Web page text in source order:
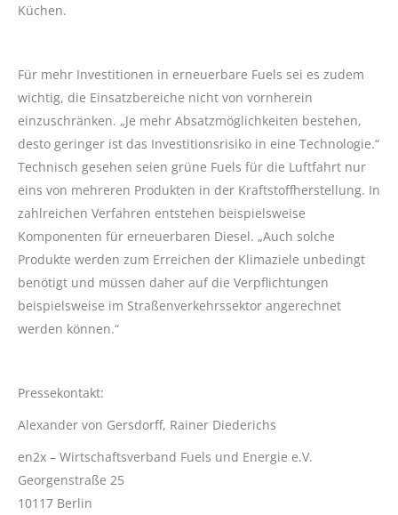
Küchen.
Für mehr Investitionen in erneuerbare Fuels sei es zudem
wichtig, die Einsatzbereiche nicht von vornherein
einzuschränken. „Je mehr Absatzmöglichkeiten bestehen,
desto geringer ist das Investitionsrisiko in eine Technologie.“
Technisch gesehen seien grüne Fuels für die Luftfahrt nur
eins von mehreren Produkten in der Kraftstoffherstellung. In
zahlreichen Verfahren entstehen beispielsweise
Komponenten für erneuerbaren Diesel. „Auch solche
Produkte werden zum Erreichen der Klimaziele unbedingt
benötigt und müssen daher auf die Verpflichtungen
beispielsweise im Straßenverkehrssektor angerechnet
werden können.“
Pressekontakt:
Alexander von Gersdorff, Rainer Diederichs
en2x – Wirtschaftsverband Fuels und Energie e.V.
Georgenstraße 25
10117 Berlin